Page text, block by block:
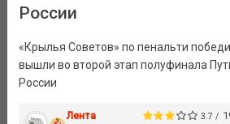
России
«Крылья Советов» по пенальти
вышли во второй этап полуфинала
России
Лента
3.7 /